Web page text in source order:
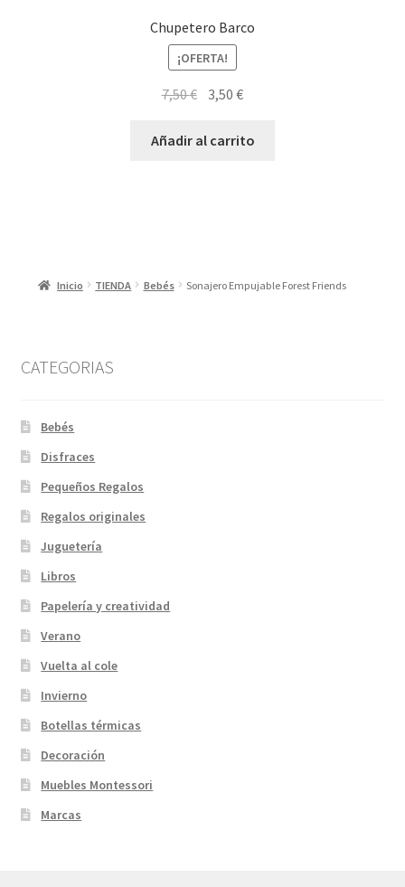
Chupetero Barco
¡OFERTA!
7,50€ El
original
3,50€El
actual
Añadir al carrito
Inicio TIENDA Bebés Sonajero Empujable Forest Friends
CATEGORIAS
Bebés
Disfraces
Pequeños Regalos
Regalos originales
Juguetería
Libros
Papelería y creatividad
Verano
Vuelta al cole
Invierno
Botellas térmicas
Decoración
Muebles Montessori
Marcas